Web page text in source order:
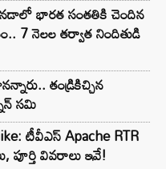
భారత సంతతికి చెందిన
7 నెలల తర్వాత నిందితుడి
తండ్రికిచ్చిన
సమి
టీవీఎస్ Apache RTR
పూర్తి వివరాలు ఇవే!